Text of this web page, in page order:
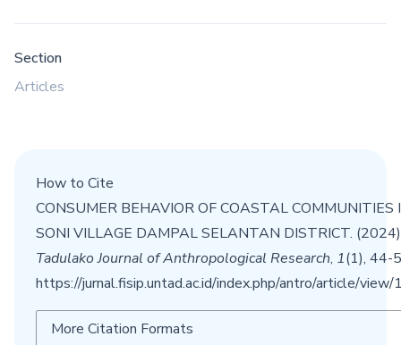
Section
Articles
How to Cite
CONSUMER BEHAVIOR OF COASTAL COMMUNITIES
SONI VILLAGE DAMPAL SELANTAN DISTRICT.
Tadulako Journal of Anthropological Research, 1(1), 44-
https://jurnal.fisip.untad.ac.id/index.php/antro/article/
More Citation Formats